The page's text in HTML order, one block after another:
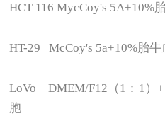
HCT 116 MycCoy's 5A+10%
HT-29 McCoy's 5a+10%胎
LoVo DMEM/F12 （1：1
胞